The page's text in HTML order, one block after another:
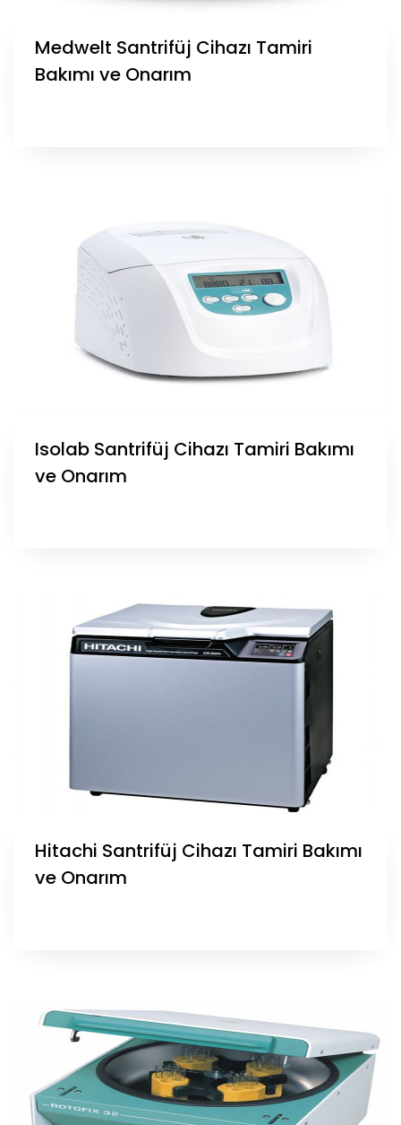
Medwelt Santrifüj Cihazı Tamiri
Bakımı ve Onarım
Isolab Santrifüj Cihazı Tamiri Bakımı
ve Onarım
Hitachi Santrifüj Cihazı Tamiri Bakımı
ve Onarım